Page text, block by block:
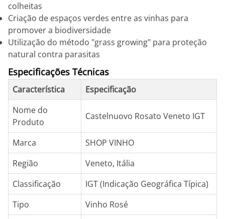
colheitas
Criação de espaços verdes entre as vinhas para
promover a biodiversidade
Utilização do método "grass growing" para proteção
natural contra parasitas
Especificações Técnicas
Característica
Especificação
Nome do
Produto
Castelnuovo Rosato Veneto IGT
Marca
SHOP VINHO
Região
Veneto, Itália
Classificação
IGT (Indicação Geográfica Típica)
Tipo
Vinho Rosé